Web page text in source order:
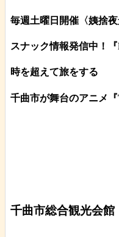
毎週土曜日開催〈姨捨
スナック情報発信中！『
時を超えて旅をする
千曲市が舞台のアニメ『
千曲市総合観光会館